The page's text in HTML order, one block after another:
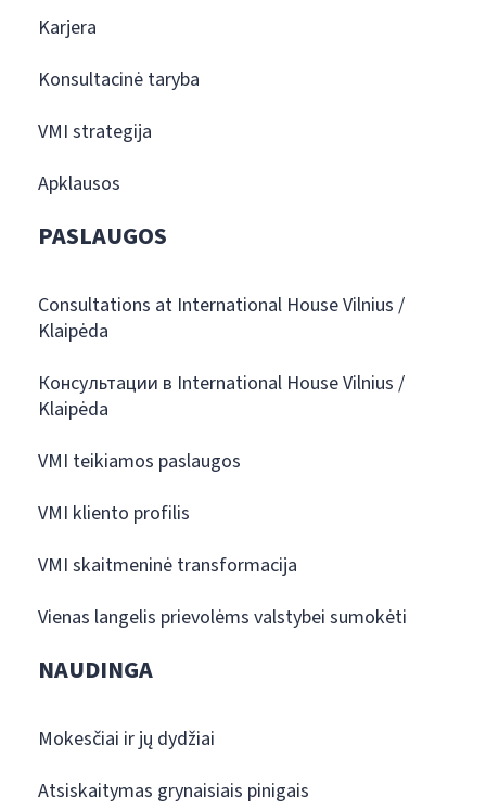
Karjera
Konsultacinė taryba
VMI strategija
Apklausos
PASLAUGOS
Consultations at International House Vilnius /
Klaipėda
Консультации в International House Vilnius /
Klaipėda
VMI teikiamos paslaugos
VMI kliento profilis
VMI skaitmeninė transformacija
Vienas langelis prievolėms valstybei sumokėti
NAUDINGA
Mokesčiai ir jų dydžiai
Atsiskaitymas grynaisiais pinigais